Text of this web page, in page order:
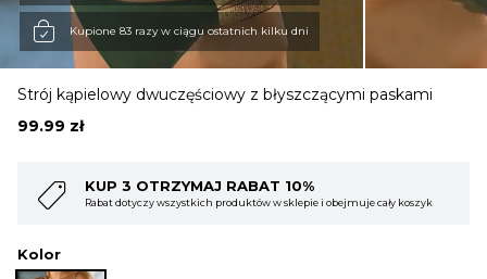
SWETRY
Kupione 83 razy w ciągu ostatnich kilku dni
Strój kąpielowy dwuczęściowy z błyszczącymi paskami
99.99 zł
cały koszyk
KUP 4 OTRZYMAJ RABAT 15%
Rabat dotyczy wszystkich produktów w sklepie i obejmuje
Kolor